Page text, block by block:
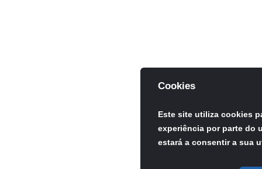
Cookies
Este site utiliza cookies
experiência por parte do
estará a consentir a sua